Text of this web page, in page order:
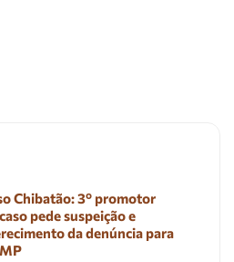
Chibatão: 3º promotor
pede suspeição e
da denúncia para